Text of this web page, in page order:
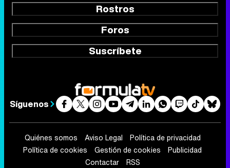
Rostros
Foros
Suscríbete
Síguenos
Quiénes somos Aviso Legal
Política de privacidad
Política de cookies
Gestión de cookies
Publicidad
Contactar
RSS